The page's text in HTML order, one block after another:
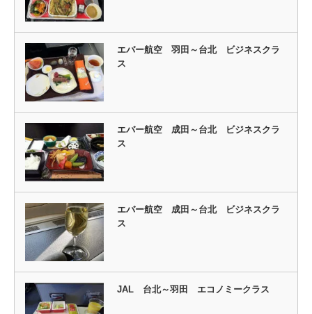
エバー航空 羽田～台北 ビジネスクラ
ス
エバー航空 成田～台北 ビジネスクラ
ス
エバー航空 成田～台北 ビジネスクラ
ス
JAL 台北～羽田 エコノミークラス